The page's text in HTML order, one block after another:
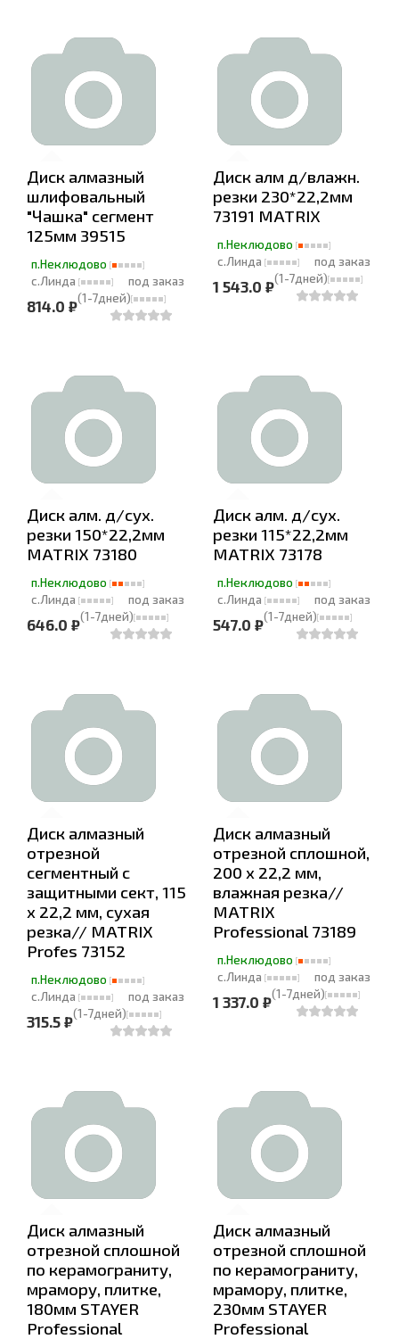
Диск алмазный
шлифовальный
"Чашка" сегмент
125мм 39515
п.Неклюдово
с.Линда
под заказ
(1-7дней)
814.0 ₽
Диск алм д/влажн.
резки 230*22,2мм
73191 MATRIX
п.Неклюдово
с.Линда
под заказ
(1-7дней)
1 543.0 ₽
Диск алм. д/сух.
резки 150*22,2мм
MATRIX 73180
п.Неклюдово
с.Линда
под заказ
(1-7дней)
646.0 ₽
Диск алм. д/сух.
резки 115*22,2мм
MATRIX 73178
п.Неклюдово
с.Линда
под заказ
(1-7дней)
547.0 ₽
Диск алмазный
отрезной
сегментный с
защитными сект, 115
х 22,2 мм, сухая
резка// MATRIX
Profes 73152
п.Неклюдово
с.Линда
под заказ
(1-7дней)
315.5 ₽
Диск алмазный
отрезной сплошной,
200 х 22,2 мм,
влажная резка//
MATRIX
Professional 73189
п.Неклюдово
с.Линда
под заказ
(1-7дней)
1 337.0 ₽
Диск алмазный
отрезной сплошной
по керамограниту,
мрамору, плитке,
180мм STAYER
Professional
Диск алмазный
отрезной сплошной
по керамограниту,
мрамору, плитке,
230мм STAYER
Professional